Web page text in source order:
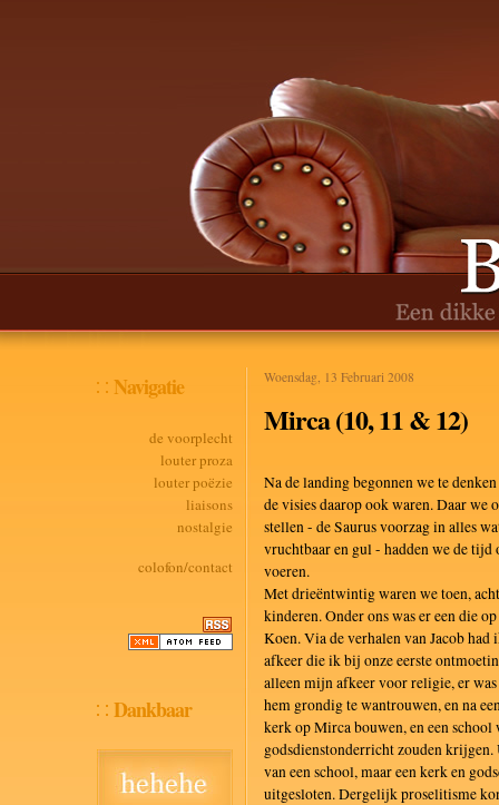
Navigatie
de voorplecht
louter proza
louter poëzie
liaisons
nostalgie
colofon/contact
Dankbaar
Woensdag, 13 Februari 2008
Mirca (10, 11 & 12)
Na de landing begonnen we te
de visies daarop ook waren. Daar we
stellen - de Saurus voorzag in alles
vruchtbaar en gul - hadden we de
voeren.
Met drieëntwintig waren we toen,
kinderen. Onder ons was er een die
Koen. Via de verhalen van Jacob had
afkeer die ik bij onze eerste
alleen mijn afkeer voor religie, er
hem grondig te wantrouwen, en na
kerk op Mirca bouwen, en een school
godsdienstonderricht zouden
van een school, maar een kerk en
uitgesloten. Dergelijk proselitisme